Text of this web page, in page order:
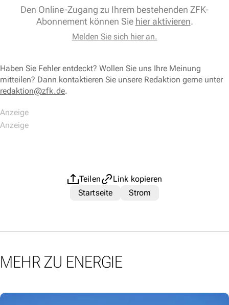
Den Online-Zugang zu Ihrem bestehenden ZFK-
Abonnement können Sie hier aktivieren.
Melden Sie sich hier an.
Haben Sie Fehler entdeckt? Wollen Sie uns Ihre Meinung
mitteilen? Dann kontaktieren Sie unsere Redaktion gerne unter
redaktion@zfk.de.
Teilen
Link kopieren
Startseite
Strom
MEHR ZU ENERGIE